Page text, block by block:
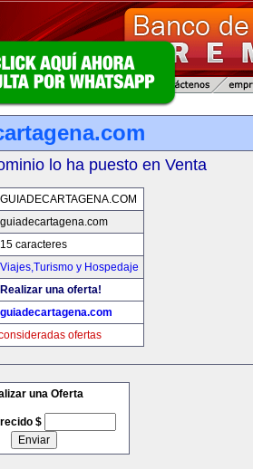
lo ha puesto en Venta
GUIADECARTAGENA.COM
guiadecartagena.com
15 caracteres
Viajes,Turismo y Hospedaje
Realizar una oferta!
guiadecartagena.com
ofertas
una Oferta
$